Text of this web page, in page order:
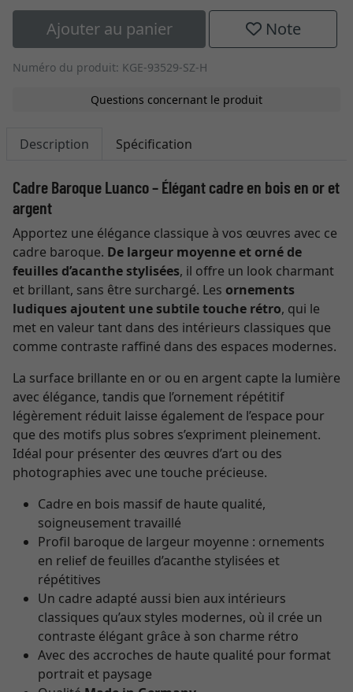
Ajouter au panier Note
Numéro du produit: KGE-93529-SZ-H
Questions concernant le produit
Description Spécification
Cadre Baroque Luanco – Élégant cadre en bois en or et
argent
Apportez une élégance classique à vos œuvres avec ce
cadre baroque. De largeur moyenne et orné de
feuilles d’acanthe stylisées, il offre un look charmant
et brillant, sans être surchargé. Les ornements
ludiques ajoutent une subtile touche rétro, qui le
met en valeur tant dans des intérieurs classiques que
comme contraste raffiné dans des espaces modernes.
La surface brillante en or ou en argent capte la lumière
avec élégance, tandis que l’ornement répétitif
légèrement réduit laisse également de l’espace pour
que des motifs plus sobres s’expriment pleinement.
Idéal pour présenter des œuvres d’art ou des
photographies avec une touche précieuse.
Cadre en bois massif de haute qualité,
soigneusement travaillé
Profil baroque de largeur moyenne : ornements
en relief de feuilles d’acanthe stylisées et
répétitives
Un cadre adapté aussi bien aux intérieurs
classiques qu’aux styles modernes, où il crée un
contraste élégant grâce à son charme rétro
Avec des accroches de haute qualité pour format
portrait et paysage